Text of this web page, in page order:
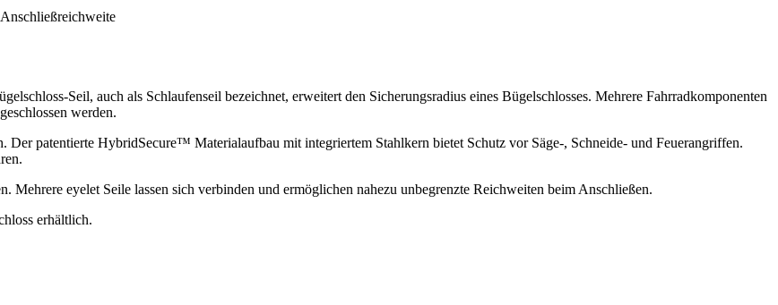
Seil, auch als Schlaufenseil bezeichnet, erweitert den Sicherungsradius eines Bügelschlosses. Mehrere Fahrradkomponenten
werden.
Der patentierte HybridSecure™ Materialaufbau mit integriertem Stahlkern bietet Schutz vor Säge-, Schneide- und Feuerangriffen.
Mehrere eyelet Seile lassen sich verbinden und ermöglichen nahezu unbegrenzte Reichweiten beim Anschließen.
erhältlich.